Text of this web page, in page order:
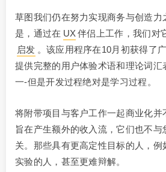
草图我们仍在努力实现商务与创造力
是，通过在 UX 伴侣上工作，我们对
启发 。该应用程序在10月初获得了
提供完整的用户体验术语和理论词汇
一-但是开发过程绝对是学习过程。
将附带项目与客户工作一起商业化并
旨在产生额外的收入流，它们也不与
关。那些具有更高定性目标的人，例
实验的人，甚至更难辩解。